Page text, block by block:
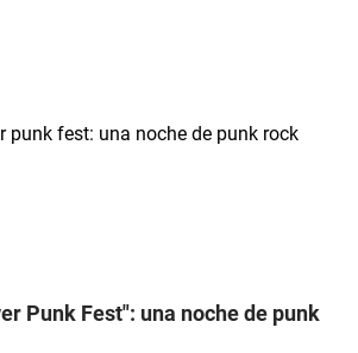
Punk Fest": una noche de punk